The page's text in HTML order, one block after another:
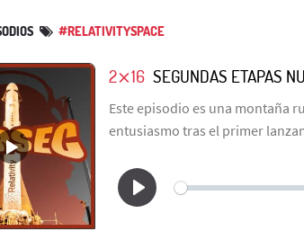
#RELATIVITYSPACE
2⨯16 SEGUNDAS ETAPAS
Este episodio es una montaña
entusiasmo tras el primer